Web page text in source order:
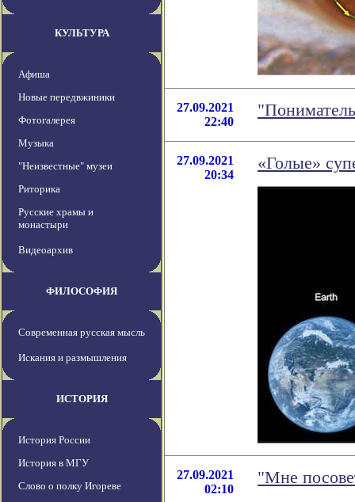
КУЛЬТУРА
Афиша
Новые передвжиники
Фотогалерея
Музыка
"Неизвестные" музеи
Риторика
Русские храмы и
монастыри
Видеоархив
ФИЛОСОФИЯ
Современная русская мысль
Искания и размышления
ИСТОРИЯ
История России
История в МГУ
Слово о полку Игореве
27.09.2021
22:40
27.09.2021
20:34
«Голые»
27.09.2021
02:10
"Мне